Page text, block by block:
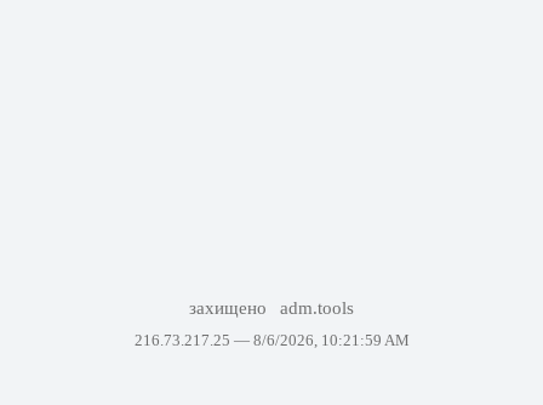
захищено adm.tools
216.73.217.25 — 8/6/2026, 10:21:59 AM